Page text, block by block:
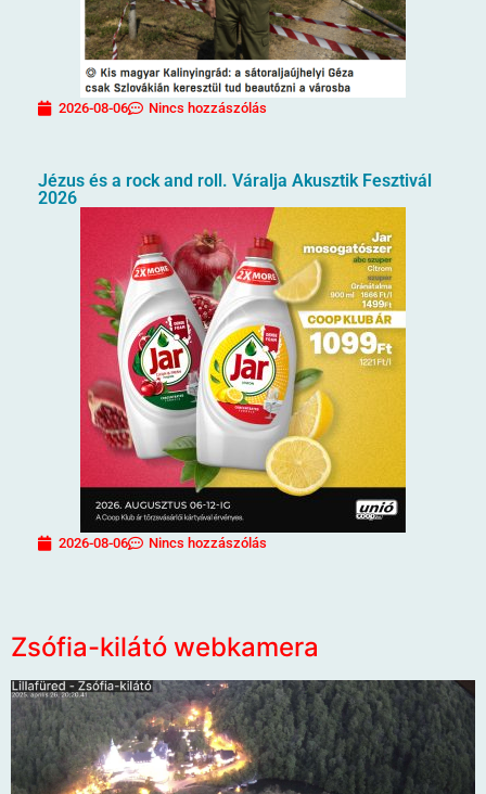
2026-08-06 Nincs hozzászólás
Jézus és a rock and roll. Váralja Akusztik Fesztivál
2026
2026-08-06 Nincs hozzászólás
Zsófia-kilátó webkamera